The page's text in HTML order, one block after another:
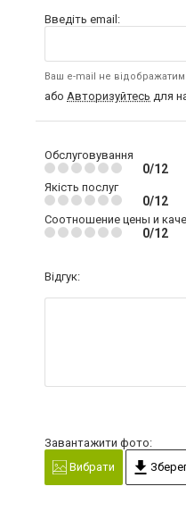
Введіть email:
Ваш e-mail не
або Авторизуйтесь для
Обслуговування
0/12
Якість послуг
0/12
Соотношение цены и
0/12
Відгук:
Завантажити фото:
Вибрати